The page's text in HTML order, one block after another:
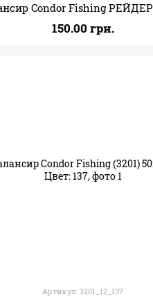
150.00 грн.
Артикул: 3201_12_137